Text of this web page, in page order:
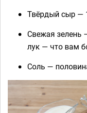
Твёрдый сыр —
Свежая зелень
лук — что вам
Соль —